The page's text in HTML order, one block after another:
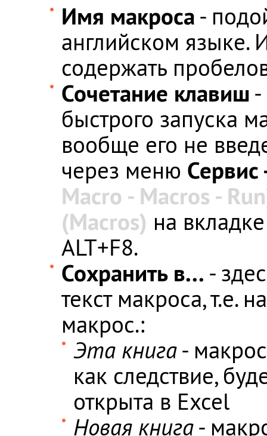
Имя макроса -
английском языке.
содержать
Сочетание клавиш
быстрого запуска
вообще его не
через меню
Macro - Macros -
(Macros) на
ALT+F8.
Сохранить в... -
текст макроса, т.е.
макрос.:
Эта книга-
как следствие,
открыта в Excel
Новая книга-